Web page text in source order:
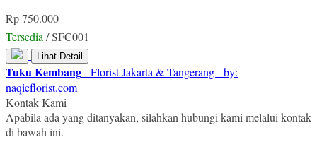
Rp 750.000
Tersedia / SFC001
Lihat Detail
Tuku Kembang- Florist Jakarta & Tangerang - by:
naqieflorist.com
Kontak Kami
Apabila ada yang ditanyakan, silahkan hubungi kami melalui kontak
di bawah ini.